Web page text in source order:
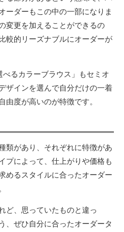
ーダーもこの中の一部になりま
変更を加えることができるの
較的リーズナブルにオーダーが
るカラーブラウス」もセミオ
ザインを選んで自分だけの一着
由度が高いのが特徴です。
類があり、それぞれに特徴があ
プによって、仕上がりや価格も
めるスタイルに合ったオーダー
ど、思っていたものと違っ
、ぜひ自分に合ったオーダータ